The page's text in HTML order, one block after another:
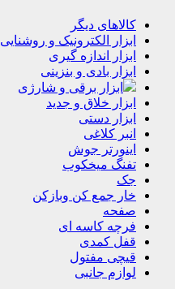
کالاهای دیگر
ابزار الکترونیک و روشنایی
ابزار اندازه گیری
ابزار بادی و بنزینی
ابزار برقی و شارژی
ابزار خلاق و جدید
ابزار دستی
انبر کلاغی
اینورتر جوش
تفنگ میخکوب
جک
خار جمع کن وبازکن
صفحه
فرچه کاسه ای
قفل کمدی
قیچی مفتول
لوازم جانبی